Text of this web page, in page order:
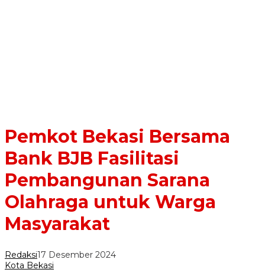
Pemkot Bekasi Bersama
Bank BJB Fasilitasi
Pembangunan Sarana
Olahraga untuk Warga
Masyarakat
Redaksi17 Desember 2024
Kota Bekasi